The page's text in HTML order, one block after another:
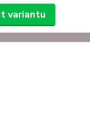
variantu